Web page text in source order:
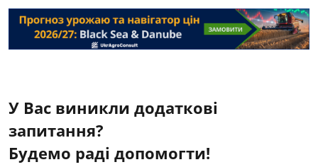
У Вас виникли додаткові
запитання?
Будемо раді допомогти!